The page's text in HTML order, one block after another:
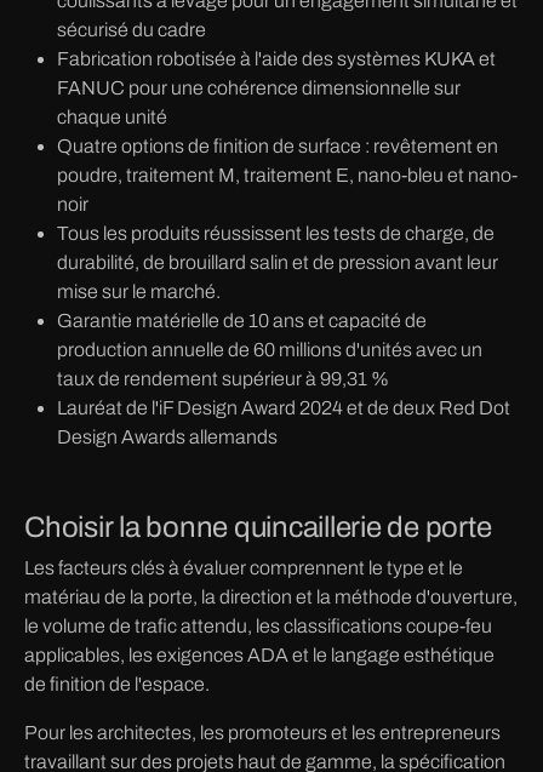
sécurisé du cadre
Fabrication robotisée à l'aide des systèmes KUKA et
FANUC pour une cohérence dimensionnelle sur
chaque unité
Quatre options de finition de surface : revêtement en
poudre, traitement M, traitement E, nano-bleu et nano-
noir
Tous les produits réussissent les tests de charge, de
durabilité, de brouillard salin et de pression avant leur
mise sur le marché.
Garantie matérielle de 10 ans et capacité de
production annuelle de 60 millions d'unités avec un
taux de rendement supérieur à 99,31 %
Lauréat de l'iF Design Award 2024 et de deux Red Dot
Design Awards allemands
Choisir la bonne quincaillerie de porte
Les facteurs clés à évaluer comprennent le type et le
matériau de la porte, la direction et la méthode d'ouverture,
le volume de trafic attendu, les classifications coupe-feu
applicables, les exigences ADA et le langage esthétique
de finition de l'espace.
Pour les architectes, les promoteurs et les entrepreneurs
travaillant sur des projets haut de gamme, la spécification